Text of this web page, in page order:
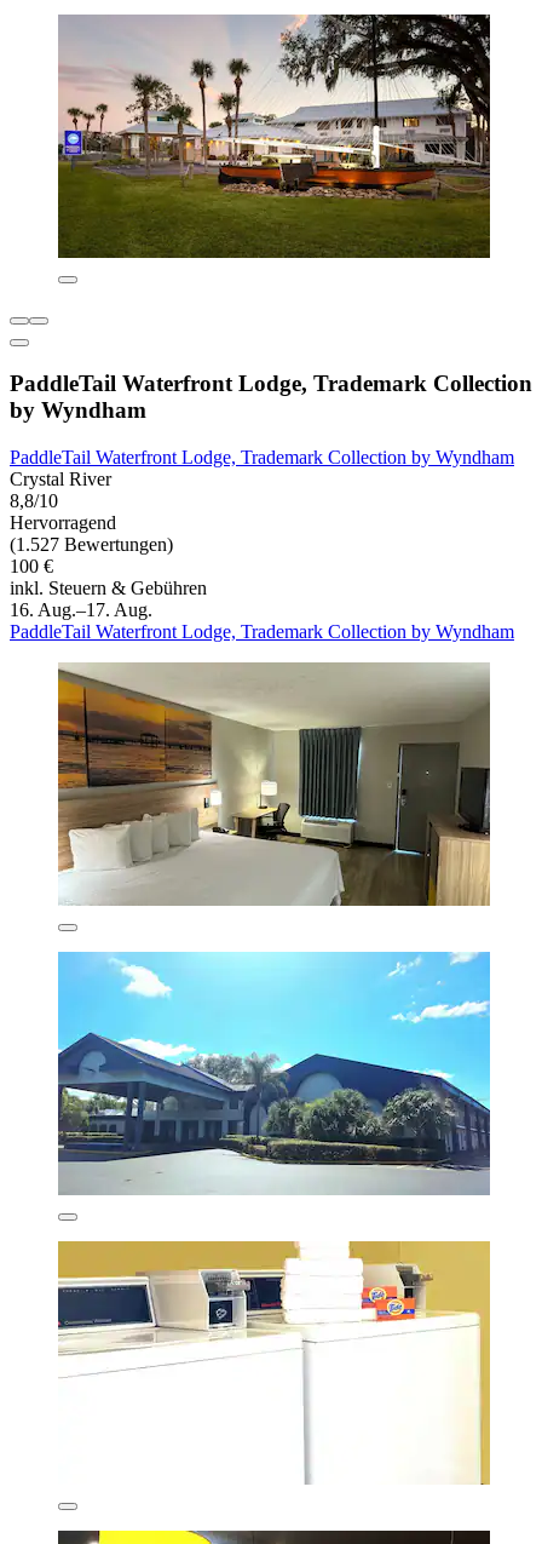
PaddleTail Waterfront Lodge, Trademark Collection
by Wyndham
PaddleTail Waterfront Lodge, Trademark Collection by Wyndham
Crystal River
8,8/10
Hervorragend
(1.527 Bewertungen)
100 €
inkl. Steuern & Gebühren
16. Aug.–17. Aug.
PaddleTail Waterfront Lodge, Trademark Collection by Wyndham